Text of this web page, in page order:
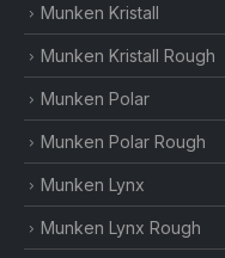
Munken Kristall
Munken Kristall Rough
Munken Polar
Munken Polar Rough
Munken Lynx
Munken Lynx Rough